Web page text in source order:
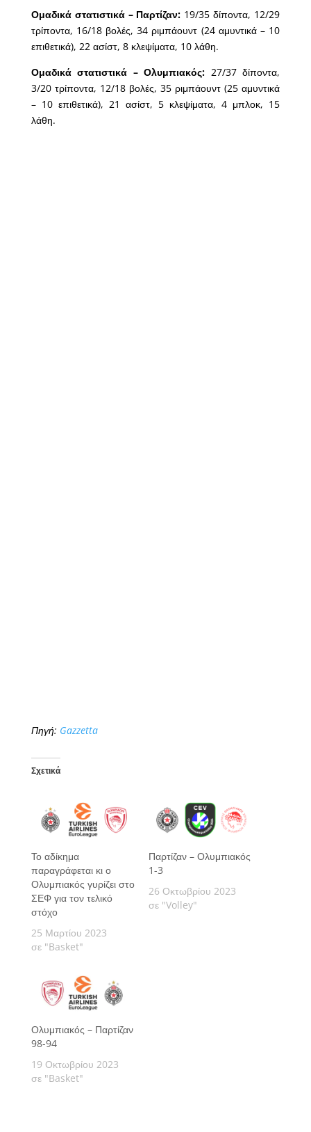
Ομαδικά στατιστικά – Παρτίζαν: 19/35 δίποντα, 12/29
τρίποντα, 16/18 βολές, 34 ριμπάουντ (24 αμυντικά – 10
επιθετικά), 22 ασίστ, 8 κλεψίματα, 10 λάθη.
Ομαδικά στατιστικά – Ολυμπιακός: 27/37 δίποντα,
3/20 τρίποντα, 12/18 βολές, 35 ριμπάουντ (25 αμυντικά
– 10 επιθετικά), 21 ασίστ, 5 κλεψίματα, 4 μπλοκ, 15
λάθη.
Πηγή: Gazzetta
Σχετικά
Το αδίκημα
παραγράφεται κι ο
Ολυμπιακός γυρίζει στο
ΣΕΦ για τον τελικό
στόχο
25 Μαρτίου 2023
σε "Basket"
Παρτίζαν – Ολυμπιακός
1-3
26 Οκτωβρίου 2023
σε "Volley"
Ολυμπιακός – Παρτίζαν
98-94
19 Οκτωβρίου 2023
σε "Basket"